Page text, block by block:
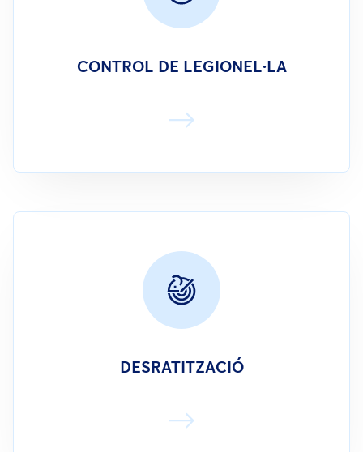
CONTROL DE LEGIONEL·LA
DESRATITZACIÓ